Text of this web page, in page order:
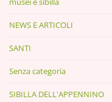
NEWS E ARTICOLI
SANTI
Senza categoria
SIBILLA DELL'APPENNINO